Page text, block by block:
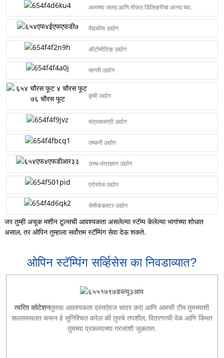
आमच्या जलद आणि मोफत डिलिव्हरीचा आनंद घ्या.
वैद्यकीय उद्योग
ऑटोमोटिव्ह उद्योग
सागरी उद्योग
कृषी उद्योग
यंत्रसामग्री उद्योग
लष्करी उद्योग
उच्च-तंत्रज्ञान उद्योग
एरोस्पेस उद्योग
सेमीकंडक्टर उद्योग
जर तुम्ही अचूक मशीन टूल्सची आवश्यकता असलेल्या स्टॅम्प केलेल्या भागांच्या शोधात
असाल, तर ओपिन तुम्हाला सर्वोत्तम स्टॅम्पिंग सेवा देऊ शकते.
ओपिन स्टॅम्पिंग सर्व्हिसेस का निवडाव्यात?
त्वरित कोटेशनतुमचा आवश्यकता दस्तऐवज सादर करा आणि आमची टीम तुमच्याशी
सल्लामसलत करून हे सुनिश्चित करेल की तुमचे तपशील, वितरणाची वेळ आणि किंमत
तुमच्या प्रकल्पाच्या गरजांशी जुळतात.